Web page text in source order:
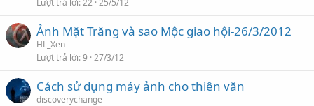
Lượt trả lời 22 25/5/12
Ảnh Mặt Trăng và sao Mộc giao hội-26/3/2012
HL_Xen
Lượt trả lời 9 27/3/12
Cách sử dụng máy ảnh cho thiên văn
discoverychange